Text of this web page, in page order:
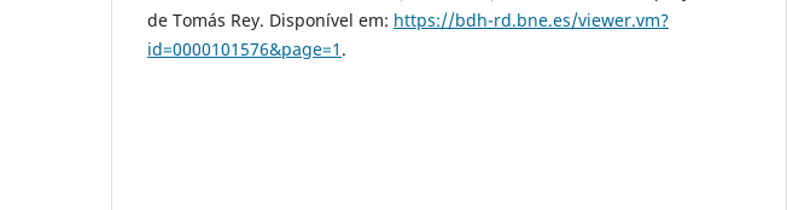
de Tomás Rey. Disponível em: https://bdh-rd.bne.es/viewer.vm?
id=0000101576&page=1 .